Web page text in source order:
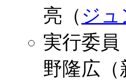
亮（ ジ
実行委
野隆広